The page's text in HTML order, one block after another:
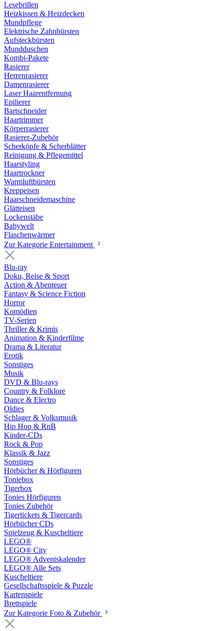
Lesebrillen
Heizkissen & Heizdecken
Mundpflege
Elektrische Zahnbürsten
Aufsteckbürsten
Mundduschen
Kombi-Pakete
Rasierer
Herrenrasierer
Damenrasierer
Laser Haarentfernung
Epilierer
Bartschneider
Haartrimmer
Körperrasierer
Rasierer-Zubehör
Scherköpfe & Scherblätter
Reinigung & Pflegemittel
Haarstyling
Haartrockner
Warmluftbürsten
Kreppeisen
Haarschneidemaschine
Glätteisen
Lockenstäbe
Babywelt
Flaschenwärmer
Zur Kategorie Entertainment
Blu-ray
Doku, Reise & Sport
Action & Abenteuer
Fantasy & Science Fiction
Horror
Komödien
TV-Serien
Thriller & Krimis
Animation & Kinderfilme
Drama & Literatur
Erotik
Sonstiges
Musik
DVD & Blu-rays
Country & Folklore
Dance & Electro
Oldies
Schlager & Volksmusik
Hip Hop & RnB
Kinder-CDs
Rock & Pop
Klassik & Jazz
Sonstiges
Hörbücher & Hörfiguren
Toniebox
Tigerbox
Tonies Hörfiguren
Tonies Zubehör
Tigertickets & Tigercards
Hörbücher CDs
Spielzeug & Kuscheltiere
LEGO®
LEGO® City
LEGO® Adventskalender
LEGO® Alle Sets
Kuscheltiere
Gesellschaftsspiele & Puzzle
Kartenspiele
Brettspiele
Zur Kategorie Foto & Zubehör